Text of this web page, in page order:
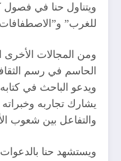
ويتناول حنا في فصول
للغرب”
ومن المجالات الأخرى
الحاسم في رسم
ويدعو الباحث في
يشارك تجاربه
والتفاعل بين شعوب
ويستشهد حنا